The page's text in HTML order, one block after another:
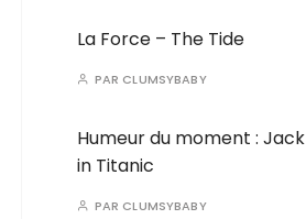
La Force – The Tide
PAR CLUMSYBABY
Humeur du moment : Jack
in Titanic
PAR CLUMSYBABY